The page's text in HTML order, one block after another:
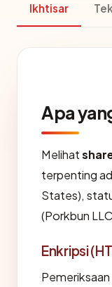
Ikhtisar
Apa
Melihat
terpenting
States),
(Porkbun
Enkripsi